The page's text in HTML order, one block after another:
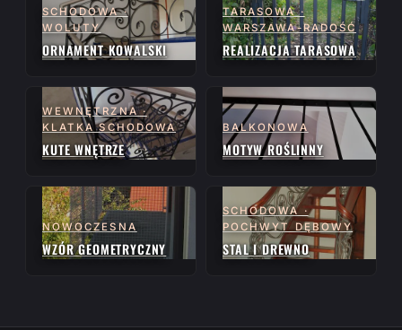
SCHODOWA ·
WOLUTY
ORNAMENT KOWALSKI
TARASOWA ·
WARSZAWA-RADOŚĆ
REALIZACJA TARASOWA
WEWNĘTRZNA ·
KLATKA SCHODOWA
KUTE WNĘTRZE
BALKONOWA
MOTYW ROŚLINNY
NOWOCZESNA
WZÓR GEOMETRYCZNY
SCHODOWA ·
POCHWYT DĘBOWY
STAL I DREWNO